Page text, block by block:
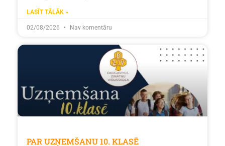
LASĪT TĀLĀK »
02/08/2026 Nav komentāru
PAR UZŅEMŠANU 10. KLASĒ